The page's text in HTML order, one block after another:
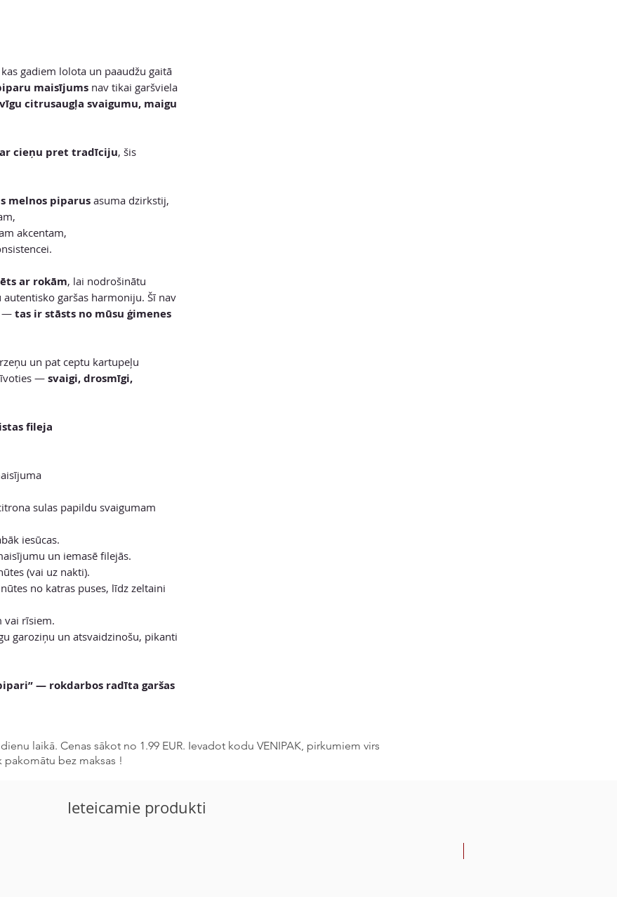
kas gadiem lolota un paaudžu gaitā
maisījums nav tikai garšviela
citrusaugļa svaigumu, maigu
cieņu pret tradīciju, šis
melnos piparusasuma dzirkstij,
akcentam,
ar rokām, lai nodrošinātu
garšas harmoniju. Šī nav
—tas ir stāsts no mūsu ģimenes
un pat ceptu kartupeļu
— svaigi, drosmīgi,
fileja
sulas papildu svaigumam
iesūcas.
un iemasē filejās.
(vai uz nakti).
no katras puses, līdz zeltaini
vai rīsiem.
garoziņu un atsvaidzinošu, pikanti
— rokdarbos radīta garšas
laikā. Cenas sākot no 1.99 EUR. Ievadot kodu VENIPAK, pirkumiem virs
pakomātu bez maksas !
Ieteicamie produkti